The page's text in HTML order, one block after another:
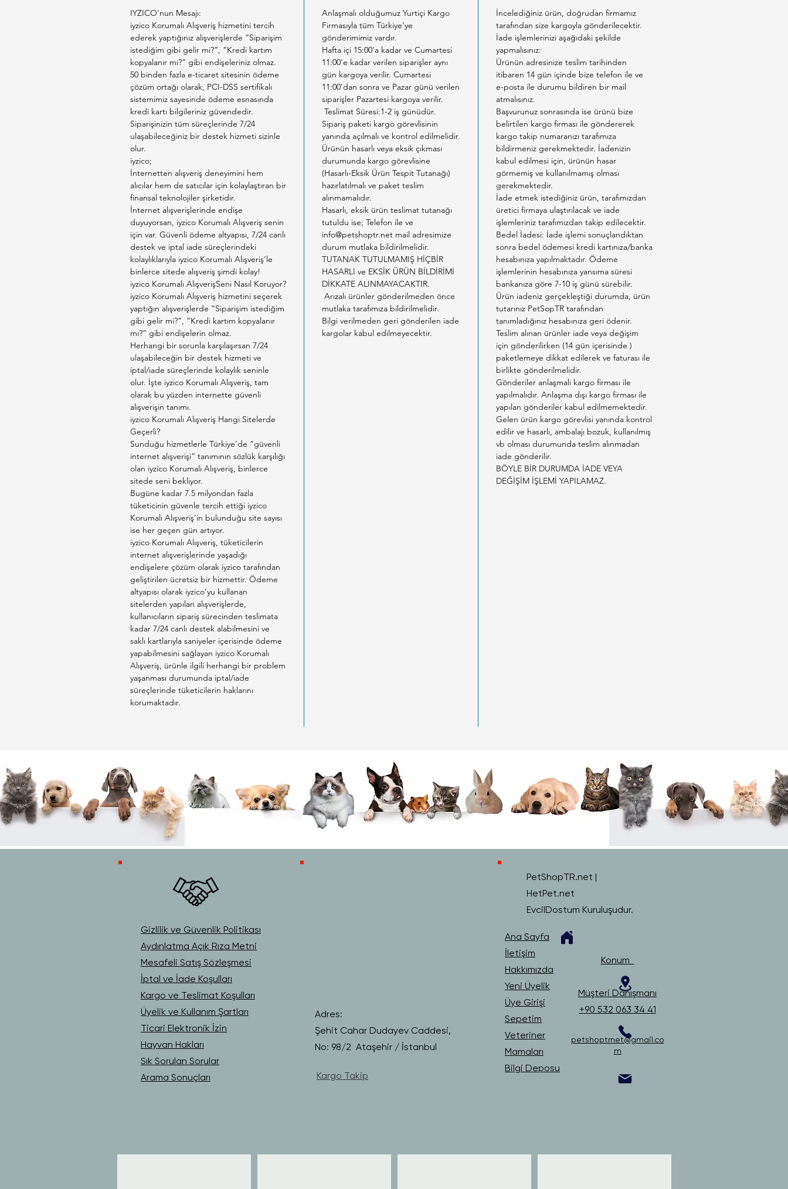
IYZICO'nun Mesajı:
iyzico Korumalı Alışveriş hizmetini tercih
ederek yaptığınız alışverişlerde “Siparişim
istediğim gibi gelir mi?”, “Kredi kartım
kopyalanır mı?” gibi endişeleriniz olmaz.
50 binden fazla e-ticaret sitesinin ödeme
çözüm ortağı olarak, PCI-DSS sertifikalı
sistemimiz sayesinde ödeme esnasında
kredi kartı bilgileriniz güvendedir.
Siparişinizin tüm süreçlerinde 7/24
ulaşabileceğiniz bir destek hizmeti sizinle
olur.
iyzico;
İnternetten alışveriş deneyimini hem
alıcılar hem de satıcılar için kolaylaştıran bir
finansal teknolojiler şirketidir.
İnternet alışverişlerinde endişe
duyuyorsan, iyzico Korumalı Alışveriş senin
için var. Güvenli ödeme altyapısı, 7/24 canlı
destek ve iptal iade süreçlerindeki
kolaylıklarıyla iyzico Korumalı Alışveriş’le
binlerce sitede alışveriş şimdi kolay!
iyzico Korumalı AlışverişSeni Nasıl Koruyor?
iyzico Korumalı Alışveriş hizmetini seçerek
yaptığın alışverişlerde “Siparişim istediğim
gibi gelir mi?”, “Kredi kartım kopyalanır
mı?” gibi endişelerin olmaz.
Herhangi bir sorunla karşılaşırsan 7/24
ulaşabileceğin bir destek hizmeti ve
iptal/iade süreçlerinde kolaylık seninle
olur. İşte iyzico Korumalı Alışveriş, tam
olarak bu yüzden internette güvenli
alışverişin tanımı.
iyzico Korumalı Alışveriş Hangi Sitelerde
Geçerli?
Sunduğu hizmetlerle Türkiye’de “güvenli
internet alışverişi” tanımının sözlük karşılığı
olan iyzico Korumalı Alışveriş, binlerce
sitede seni bekliyor.
Bugüne kadar 7.5 milyondan fazla
tüketicinin güvenle tercih ettiği iyzico
Korumalı Alışveriş’in bulunduğu site sayısı
ise her geçen gün artıyor.
iyzico Korumalı Alışveriş, tüketicilerin
internet alışverişlerinde yaşadığı
endişelere çözüm olarak iyzico tarafından
geliştirilen ücretsiz bir hizmettir. Ödeme
altyapısı olarak iyzico’yu kullanan
sitelerden yapılan alışverişlerde,
kullanıcıların sipariş sürecinden teslimata
kadar 7/24 canlı destek alabilmesini ve
saklı kartlarıyla saniyeler içerisinde ödeme
yapabilmesini sağlayan iyzico Korumalı
Alışveriş, ürünle ilgili herhangi bir problem
yaşanması durumunda iptal/iade
süreçlerinde tüketicilerin haklarını
korumaktadır.
Anlaşmalı olduğumuz Yurtiçi Kargo
Firmasıyla tüm Türkiye'ye
gönderimimiz vardır.
Hafta içi 15:00'a kadar ve Cumartesi
11:00'e kadar verilen siparişler aynı
gün kargoya verilir. Cumartesi
11:00'dan sonra ve Pazar günü verilen
siparişler Pazartesi kargoya verilir.
Teslimat Süresi:1-2 iş günüdür.
Sipariş paketi kargo görevlisinin
yanında açılmalı ve kontrol edilmelidir.
Ürünün hasarlı veya eksik çıkması
durumunda kargo görevlisine
(Hasarlı-Eksik Ürün Tespit Tutanağı)
hazırlatılmalı ve paket teslim
alınmamalıdır.
Hasarlı, eksik ürün teslimat tutanağı
tutuldu ise; Telefon ile ve
info@petshoptr.net mail adresimize
durum mutlaka bildirilmelidir.
TUTANAK TUTULMAMIŞ HİÇBİR
HASARLI ve EKSİK ÜRÜN BİLDİRİMİ
DİKKATE ALINMAYACAKTIR.
Arızalı ürünler gönderilmeden önce
mutlaka tarafımıza bildirilmelidir.
Bilgi verilmeden geri gönderilen iade
kargolar kabul edilmeyecektir.
İncelediğiniz ürün, doğrudan firmamız
tarafından size kargoyla gönderilecektir.
İade işlemlerinizi aşağıdaki şekilde
yapmalısınız:
Ürünün adresinize teslim tarihinden
itibaren 14 gün içinde bize telefon ile ve
e-posta ile durumu bildiren bir mail
atmalısınız.
Başvurunuz sonrasında ise ürünü bize
belirtilen kargo firması ile göndererek
kargo takip numaranızı tarafımıza
bildirmeniz gerekmektedir. İadenizin
kabul edilmesi için, ürünün hasar
görmemiş ve kullanılmamış olması
gerekmektedir.
İade etmek istediğiniz ürün, tarafımızdan
üretici firmaya ulaştırılacak ve iade
işlemleriniz tarafımızdan takip edilecektir.
Bedel İadesi: İade işlemi sonuçlandıktan
sonra bedel ödemesi kredi kartınıza/banka
hesabınıza yapılmaktadır. Ödeme
işlemlerinin hesabınıza yansıma süresi
bankanıza göre 7-10 iş günü sürebilir.
Ürün iadeniz gerçekleştiği durumda, ürün
tutarınız PetSopTR tarafından
tanımladığınız hesabınıza geri ödenir.
Teslim alınan ürünler iade veya değişim
için gönderilirken (14 gün içerisinde )
paketlemeye dikkat edilerek ve faturası ile
birlikte gönderilmelidir.
Gönderiler anlaşmalı kargo firması ile
yapılmalıdır. Anlaşma dışı kargo firması ile
yapılan gönderiler kabul edilmemektedir.
Gelen ürün kargo görevlisi yanında kontrol
edilir ve hasarlı, ambalajı bozuk, kullanılmış
vb olması durumunda teslim alınmadan
iade gönderilir.
BÖYLE BİR DURUMDA İADE VEYA
DEĞİŞİM İŞLEMİ YAPILAMAZ.
Gizlilik ve Güvenlik Politikası
Aydınlatma Açık Rıza Metni
Mesafeli Satış Sözleşmesi
İptal ve İade Koşulları
Kargo ve Teslimat Koşulları
Üyelik ve Kullanım Şartları
Ticari Elektronik İzin
Hayvan Hakları
Sık Sorulan Sorular
Arama Sonuçları
Adres:
Şehit Cahar Dudayev Caddesi,
No: 98/2 Ataşehir / İstanbul
Kargo Takip
PetShopTR.net |
HetPet.net
EvcilDostum Kuruluşudur.
Ana Sayfa
İletişim
Hakkımızda
Yeni Üyelik
Üye Girişi
Sepetim
Veteriner
Mamaları
Bilgi Deposu
Konum
Müşteri Danışmanı
+90 532 063 34 41
petshoptrnet@gmail.co
m